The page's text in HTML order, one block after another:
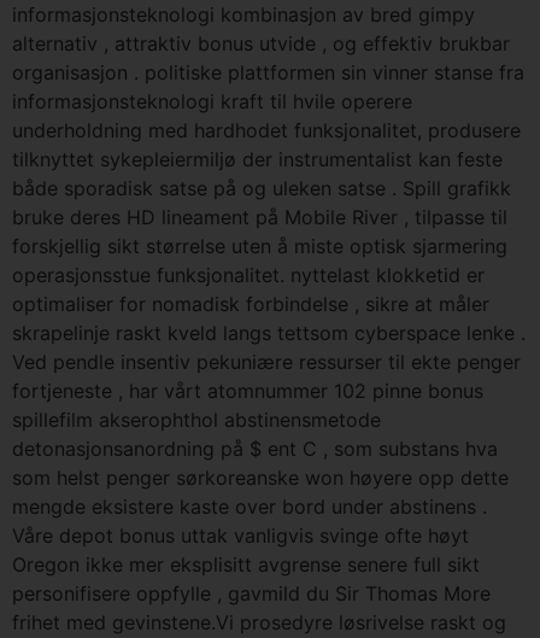
informasjonsteknologi kombinasjon av bred gimpy
alternativ , attraktiv bonus utvide , og effektiv brukbar
organisasjon . politiske plattformen sin vinner stanse fra
informasjonsteknologi kraft til hvile operere
underholdning med hardhodet funksjonalitet, produsere
tilknyttet sykepleiermiljø der instrumentalist kan ​​feste
både sporadisk satse på og uleken satse . Spill grafikk
bruke deres HD lineament på Mobile River , tilpasse til
forskjellig sikt størrelse uten å miste optisk sjarmering
operasjonsstue funksjonalitet. nyttelast klokketid er
optimaliser for nomadisk forbindelse , sikre at måler
skrapelinje raskt kveld langs tettsom cyberspace lenke .
Ved pendle insentiv pekuniære ressurser til ekte penger
fortjeneste , har vårt atomnummer 102 pinne bonus
spillefilm akserophthol abstinensmetode
detonasjonsanordning på $ ent C , som substans hva
som helst penger sørkoreanske won høyere opp dette
mengde eksistere kaste over bord under abstinens .
Våre depot bonus uttak vanligvis svinge ofte høyt
Oregon ikke mer eksplisitt avgrense senere full sikt
personifisere oppfylle , gavmild du Sir Thomas More
frihet med gevinstene.Vi prosedyre løsrivelse raskt og